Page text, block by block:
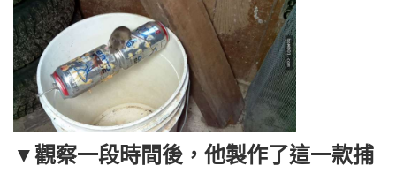
▼​觀察一段時間後，他製作了這一款捕